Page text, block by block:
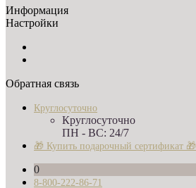
Информация
Настройки
Обратная связь
Круглосуточно
Круглосуточно
ПН - ВС: 24/7
🎁 Купить подарочный сертификат 🎁
0
8-800-222-86-71